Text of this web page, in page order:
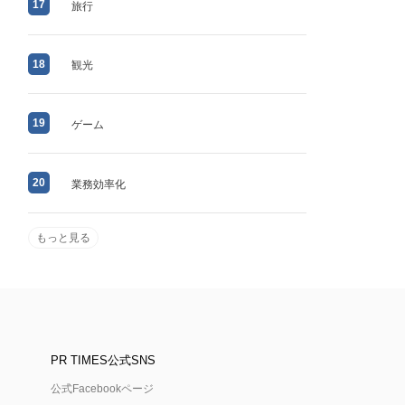
17 旅行
18 観光
19 ゲーム
20 業務効率化
もっと見る
PR TIMES公式SNS
公式Facebookページ